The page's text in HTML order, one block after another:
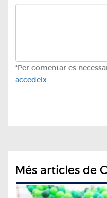
*Per comentar es
accedeix
Més articles de